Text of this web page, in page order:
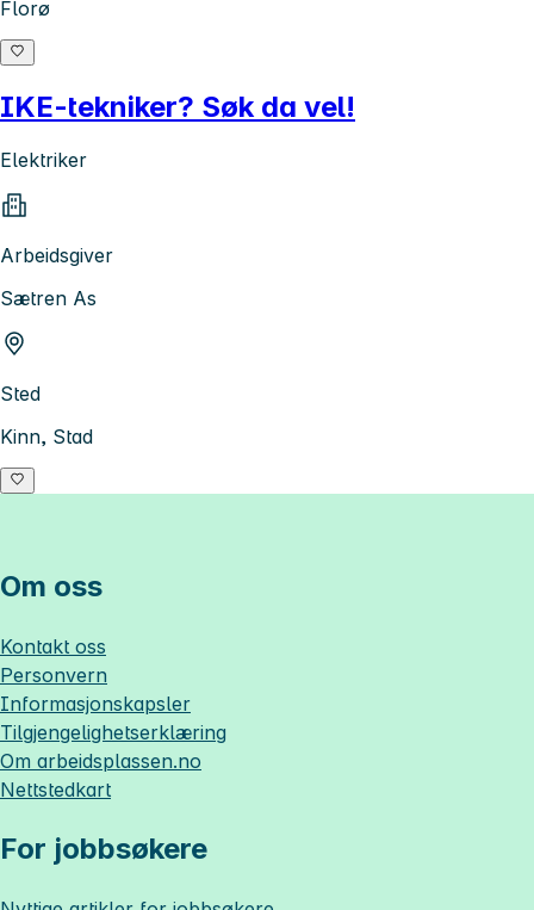
Florø
IKE-tekniker? Søk da vel!
Elektriker
Arbeidsgiver
Sætren As
Sted
Kinn, Stad
Om oss
Kontakt oss
Personvern
Informasjonskapsler
Tilgjengelighetserklæring
Om arbeidsplassen.no
Nettstedkart
For jobbsøkere